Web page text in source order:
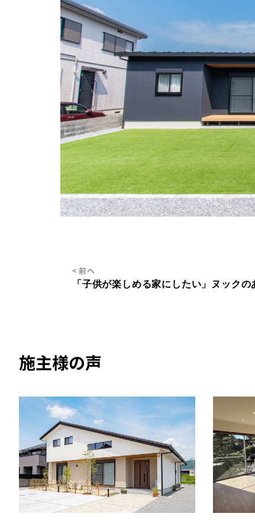
< 前へ
施主様の声